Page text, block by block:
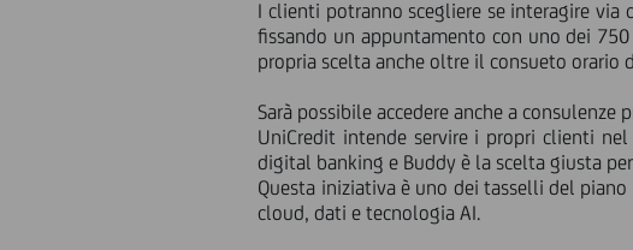
I clienti potranno scegliere se interagire via
fissando un appuntamento con uno dei
propria scelta anche oltre il consueto orario
Sarà possibile accedere anche a
UniCredit intende servire i propri clienti
digital banking e Buddy è la scelta giusta
Questa iniziativa è uno dei tasselli del
cloud, dati e tecnologia AI.